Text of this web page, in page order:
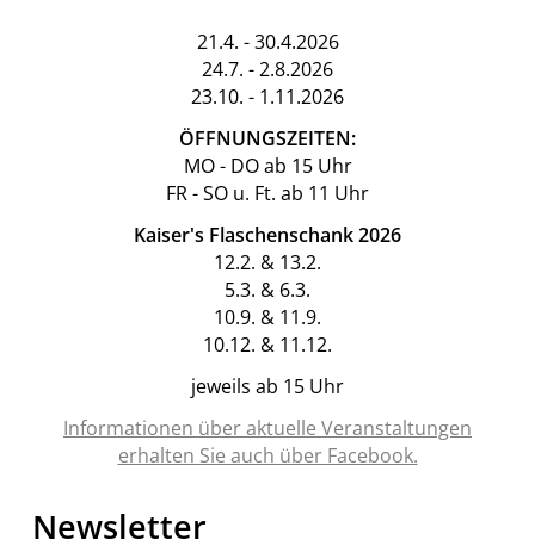
21.4. - 30.4.2026
24.7. - 2.8.2026
23.10. - 1.11.2026
ÖFFNUNGSZEITEN:
MO - DO ab 15 Uhr
FR - SO u. Ft. ab 11 Uhr
Kaiser's Flaschenschank 2026
12.2. & 13.2.
5.3. & 6.3.
10.9. & 11.9.
10.12. & 11.12.
jeweils ab 15 Uhr
Informationen über aktuelle Veranstaltungen
erhalten Sie auch über Facebook.
Newsletter